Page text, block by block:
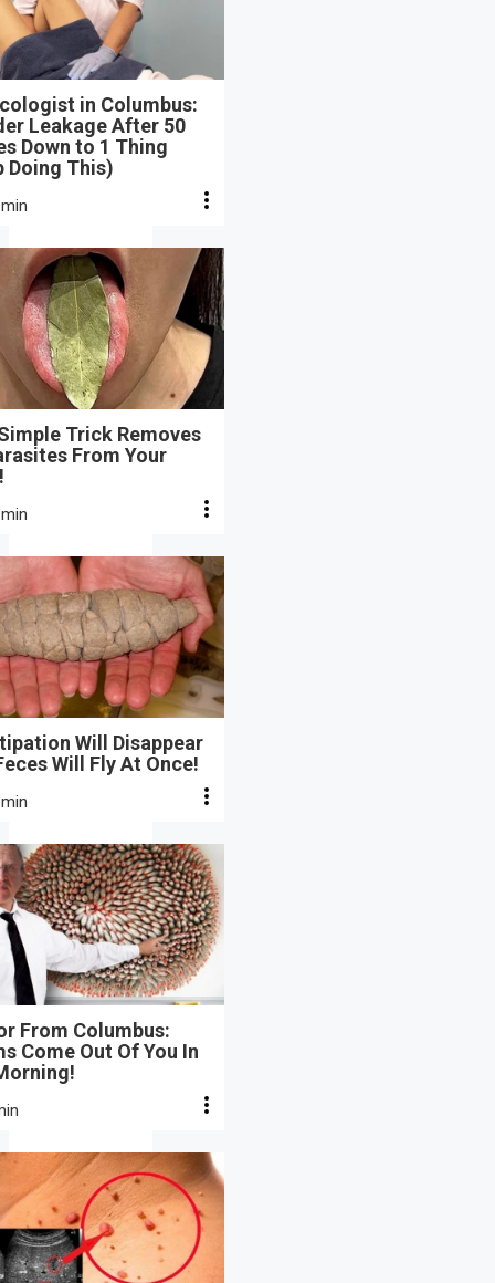
in Columbus:
Leakage After 50
Down to 1 Thing
Doing This)
Trick Removes
From Your
Will Disappear
Will Fly At Once!
From Columbus:
Come Out Of You In